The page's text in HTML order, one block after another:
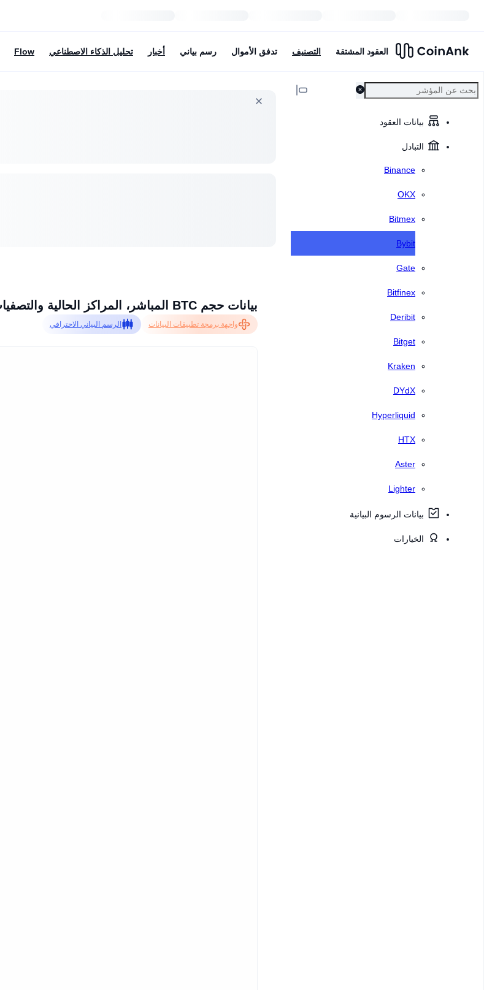
العقود المشتقة التصنيف تدفق الأموال رسم بياني أخبار تحليل الذكاء الاصطناعي Flow
بيانات العقود
التبادل
Binance
OKX
Bitmex
Bybit
Gate
Bitfinex
Deribit
Bitget
Kraken
DYdX
Hyperliquid
HTX
Aster
Lighter
بيانات الرسوم البيانية
الخيارات
بيانات حجم BTC المباشر، المراكز الحالية والتصفيات في بورصة Bybit
واجهة برمجة تطبيقات البيانات الرسم البياني الاحترافي